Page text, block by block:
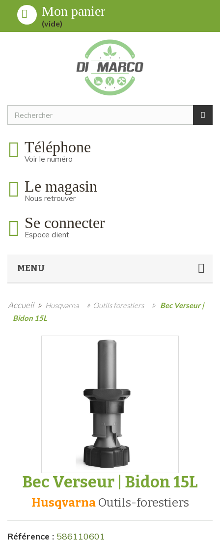
Mon panier
(vide)
Téléphone
Voir le numéro
Le magasin
Nous retrouver
Se connecter
Espace client
MENU
Accueil » Husqvarna » Outils forestiers » Bec Verseur |
Bidon 15L
Bec Verseur | Bidon 15L
Husqvarna outils-forestiers
Référence : 586110601